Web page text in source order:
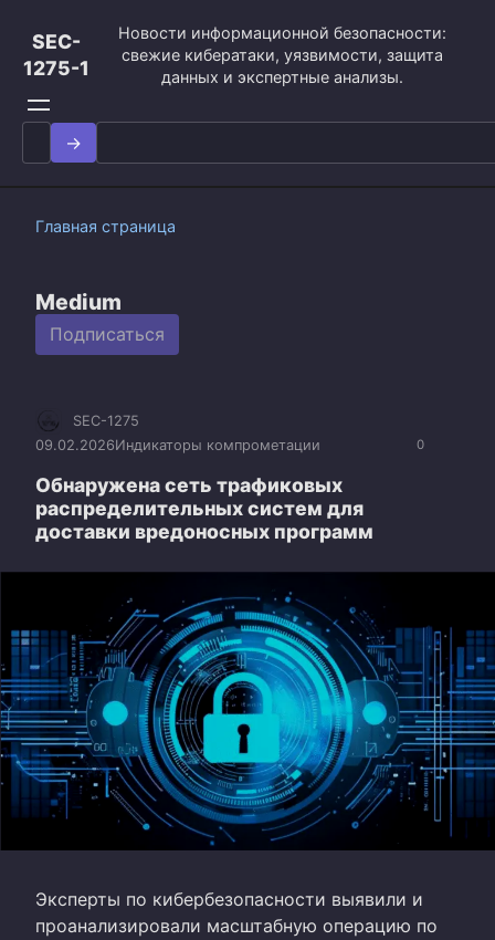
контенту
SEC-
1275-1
Новости информационной безопасности:
свежие кибератаки, уязвимости, защита
данных и экспертные анализы.
Search
for:
Главная страница
Medium
Подписаться
0
SEC-1275
09.02.2026Индикаторы компрометации
Обнаружена сеть трафиковых
распределительных систем для
доставки вредоносных программ
Эксперты по кибербезопасности выявили и
проанализировали масштабную операцию по